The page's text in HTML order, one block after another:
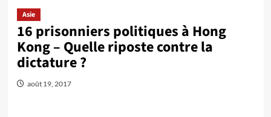
Asie
16 prisonniers politiques à Hong
Kong – Quelle riposte contre la
dictature ?
août 19, 2017